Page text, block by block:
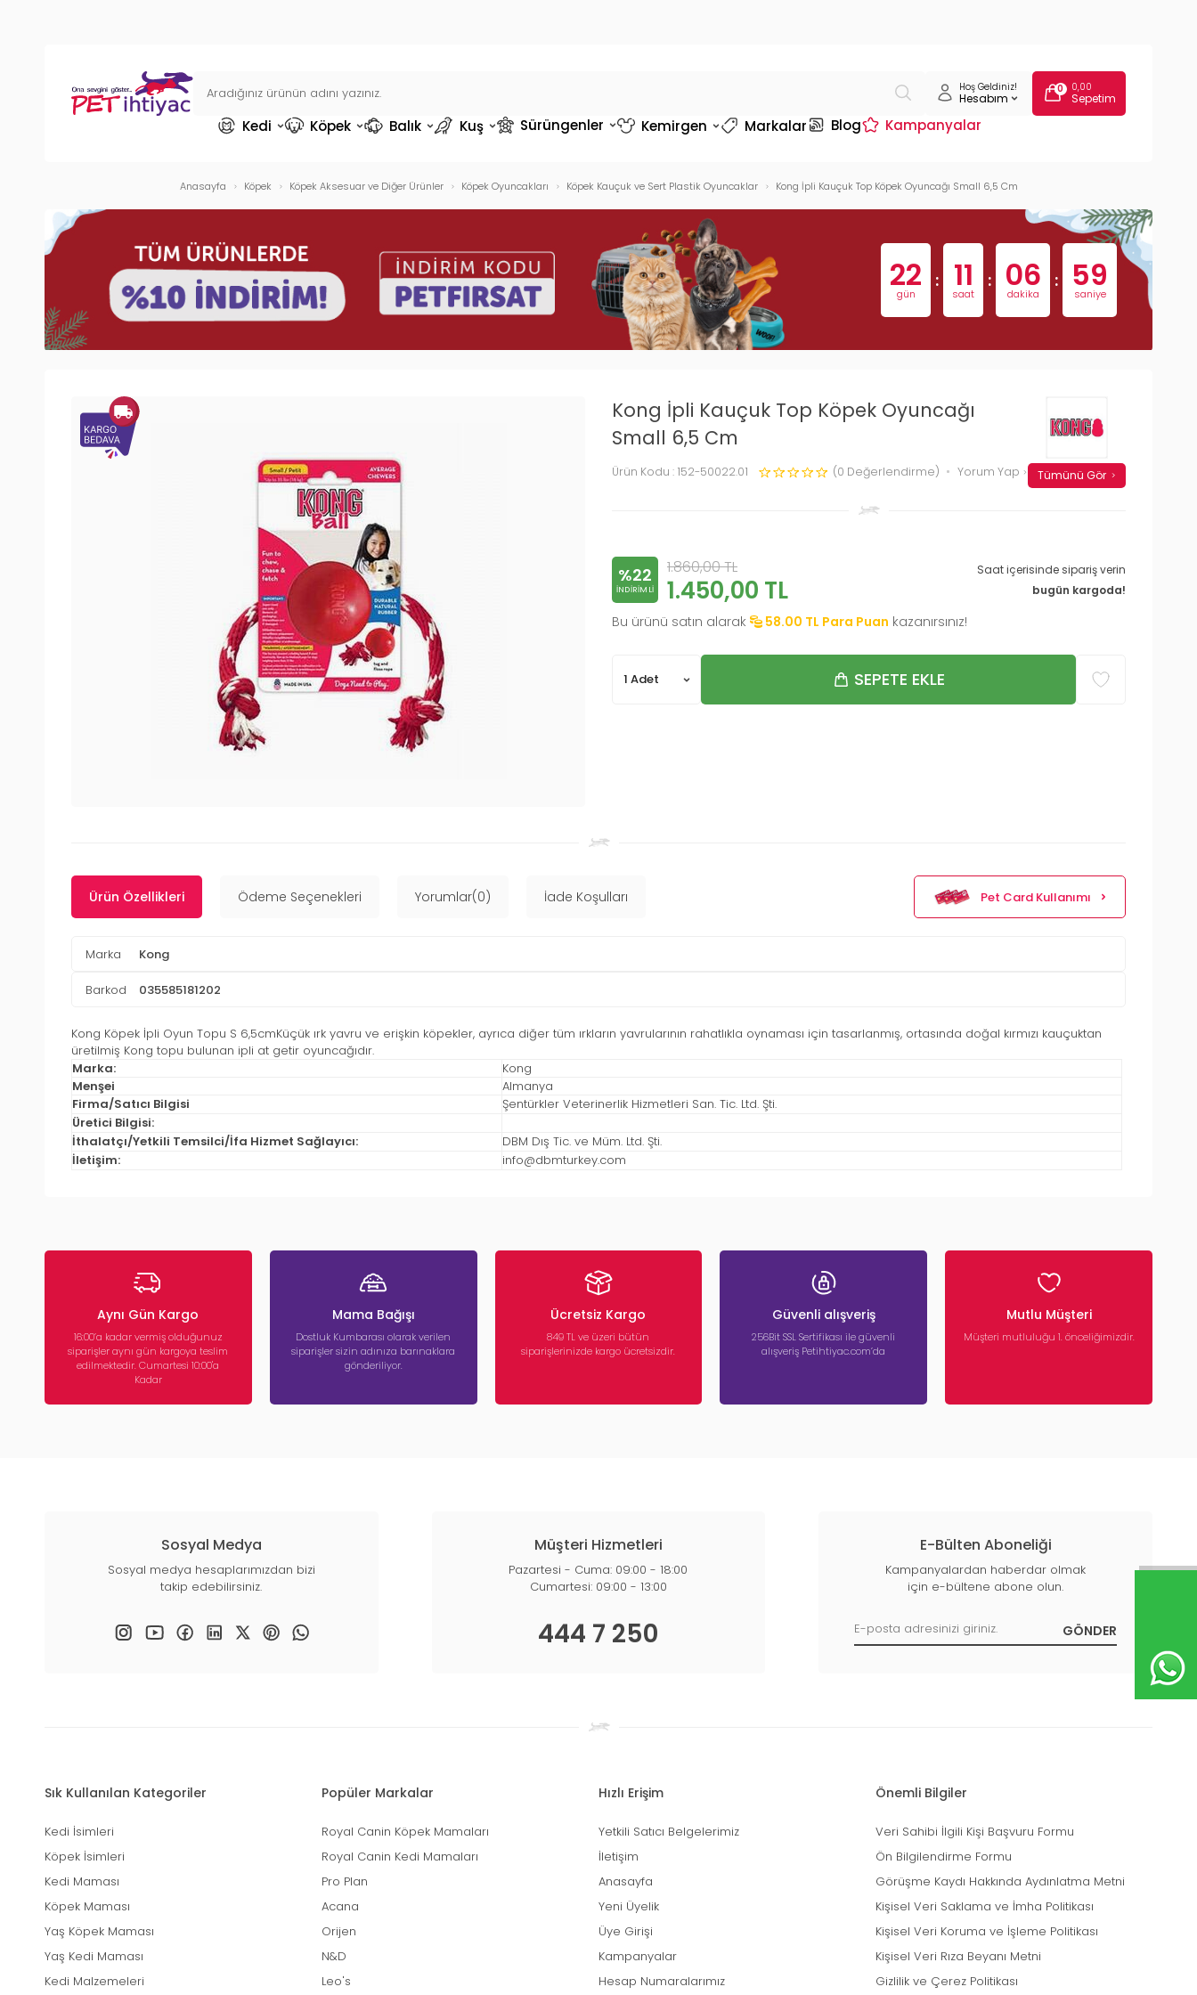
Hoş Geldiniz!
Hesabım
0 0,00
Sepetim
Kedi Köpek Balık Kuş Sürüngenler Kemirgen Markalar Blog Kampanyalar
Anasayfa Köpek Köpek Aksesuar ve Diğer Ürünler Köpek Oyuncakları Köpek Kauçuk ve Sert Plastik Oyuncaklar Kong İpli Kauçuk Top Köpek Oyuncağı Small 6,5 Cm
22
gün
: 11
saat
: 06
dakika
: 59
saniye
Kong İpli Kauçuk Top Köpek Oyuncağı
Small 6,5 Cm
Ürün Kodu : 152-50022.01 (0 Değerlendirme) Yorum Yap Tümünü Gör
%22
INDIRIMLI
1.860,00TL
1.450,00 TL
Saat içerisinde sipariş verin
bugün kargoda!
Bu ürünü satın alarak 58.00 TL Para Puan kazanırsınız!
SEPETE EKLE
Ürün Özellikleri Ödeme Seçenekleri Yorumlar(0) İade Koşulları Pet Card Kullanımı
Marka Kong
Barkod 035585181202
Kong Köpek İpli Oyun Topu S 6,5cmKüçük ırk yavru ve erişkin köpekler, ayrıca diğer tüm ırkların yavrularının rahatlıkla oynaması için tasarlanmış, ortasında doğal kırmızı kauçuktan
üretilmiş Kong topu bulunan ipli at getir oyuncağıdır.
Marka:
Kong
Menşei
Almanya
Firma/Satıcı Bilgisi
Şentürkler Veterinerlik Hizmetleri San. Tic. Ltd. Şti.
Üretici Bilgisi:
İthalatçı/Yetkili Temsilci/İfa Hizmet Sağlayıcı:
DBM Dış Tic. ve Müm. Ltd. Şti.
İletişim:
info@dbmturkey.com
Aynı Gün Kargo
16:00’a kadar vermiş olduğunuz
siparişler aynı gün kargoya teslim
edilmektedir. Cumartesi 10:00'a
Kadar
Mama Bağışı
Dostluk Kumbarası olarak verilen
siparişler sizin adınıza barınaklara
gönderiliyor.
Ücretsiz Kargo
849 TL ve üzeri bütün
siparişlerinizde kargo ücretsizdir.
Güvenli alışveriş
256Bit SSL Sertifikası ile güvenli
alışveriş Petihtiyac.com’da
Mutlu Müşteri
Müşteri mutluluğu 1. önceliğimizdir.
Sosyal Medya
Sosyal medya hesaplarımızdan bizi
takip edebilirsiniz.
Müşteri Hizmetleri
Pazartesi - Cuma: 09:00 - 18:00
Cumartesi: 09:00 - 13:00
444 7 250
E-Bülten Aboneliği
Kampanyalardan haberdar olmak
için e-bültene abone olun.
Sık Kullanılan Kategoriler
Kedi İsimleri
Köpek İsimleri
Kedi Maması
Köpek Maması
Yaş Köpek Maması
Yaş Kedi Maması
Kedi Malzemeleri
Popüler Markalar
Royal Canin Köpek Mamaları
Royal Canin Kedi Mamaları
Pro Plan
Acana
Orijen
N&D
Leo's
Hızlı Erişim
Yetkili Satıcı Belgelerimiz
İletişim
Anasayfa
Yeni Üyelik
Üye Girişi
Kampanyalar
Hesap Numaralarımız
Önemli Bilgiler
Veri Sahibi İlgili Kişi Başvuru Formu
Ön Bilgilendirme Formu
Görüşme Kaydı Hakkında Aydınlatma Metni
Kişisel Veri Saklama ve İmha Politikası
Kişisel Veri Koruma ve İşleme Politikası
Kişisel Veri Rıza Beyanı Metni
Gizlilik ve Çerez Politikası